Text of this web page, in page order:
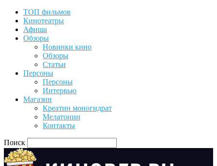
ТОП фильмов
Кинотеатры
Афиша
Обзоры
Новинки кино
Обзоры
Статьи
Персоны
Персоны
Интервью
Магазин
Креатин моногидрат
Мелатонин
Контакты
Поиск